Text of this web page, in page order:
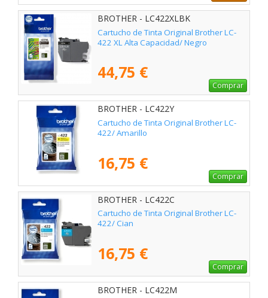
BROTHER - LC422XLBK
Cartucho de Tinta Original Brother LC-
422 XL Alta Capacidad/ Negro
44,75 €
Comprar
BROTHER - LC422Y
Cartucho de Tinta Original Brother LC-
422/ Amarillo
16,75 €
Comprar
BROTHER - LC422C
Cartucho de Tinta Original Brother LC-
422/ Cian
16,75 €
Comprar
BROTHER - LC422M